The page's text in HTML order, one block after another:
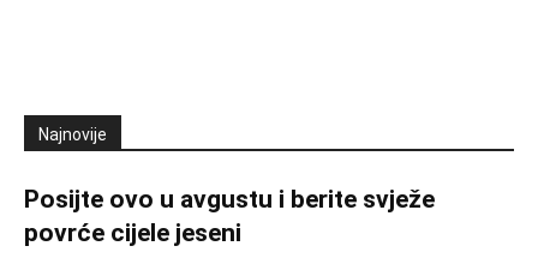
Najnovije
Posijte ovo u avgustu i berite svježe
povrće cijele jeseni